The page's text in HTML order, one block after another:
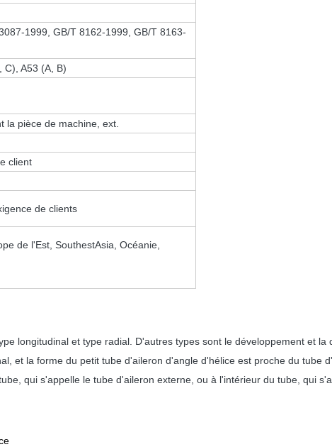
1999, GB/T 8162-1999, GB/T 8163-
C), A53 (A, B)
la pièce de machine, ext.
client
de clients
de l'Est, SouthestAsia, Océanie,
longitudinal et type radial. D'autres types sont le développement et
et la forme du petit tube d'aileron d'angle d'hélice est proche du tube
qui s'appelle le tube d'aileron externe, ou à l'intérieur du tube, qui